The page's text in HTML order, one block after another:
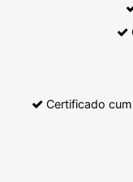
Certificado